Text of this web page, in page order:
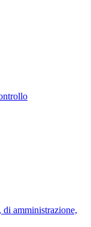
amministrazione,